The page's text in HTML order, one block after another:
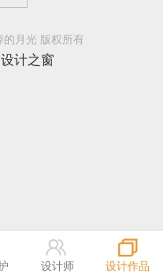
的月光 版权所有
计之窗
设计师 设计作品